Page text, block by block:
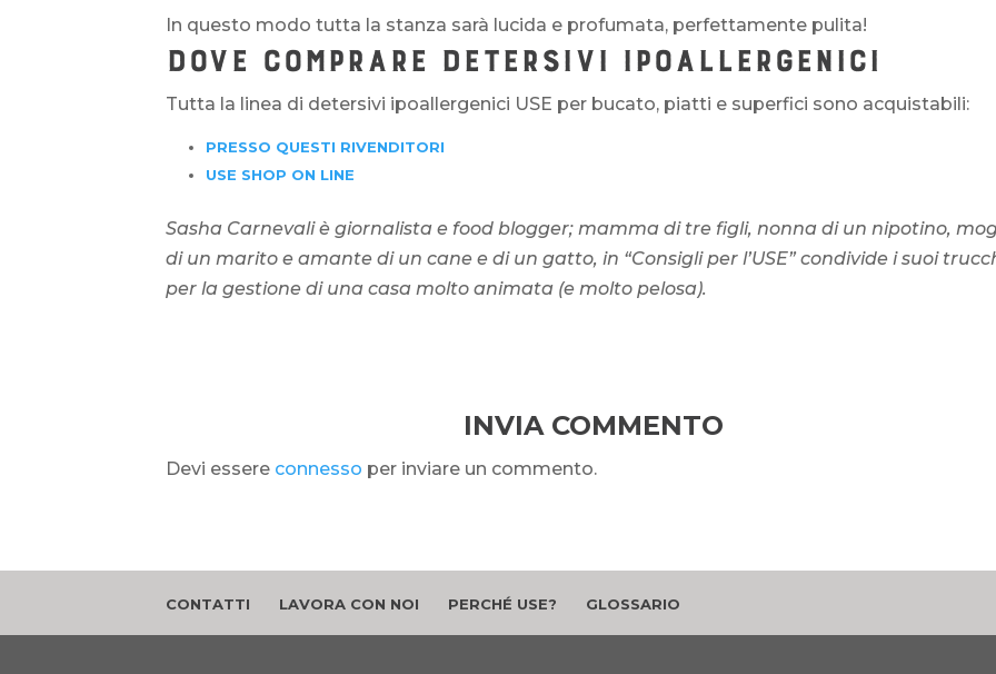
In questo modo tutta la stanza sarà lucida e profumata, perfettamente pulita!
DOVE COMPRARE DETERSIVI IPOALLERGENICI
Tutta la linea di detersivi ipoallergenici USE per bucato, piatti e superfici sono acquistabili:
PRESSO QUESTI RIVENDITORI
USE SHOP ON LINE
Sasha Carnevali è giornalista e food blogger; mamma di tre figli, nonna di un nipotino,
di un marito e amante di un cane e di un gatto, in “Consigli per l’USE” condivide i suoi
per la gestione di una casa molto animata (e molto pelosa).
INVIA COMMENTO
Devi essere connesso per inviare un commento.
CONTATTI LAVORA CON NOI PERCHÉ USE? GLOSSARIO